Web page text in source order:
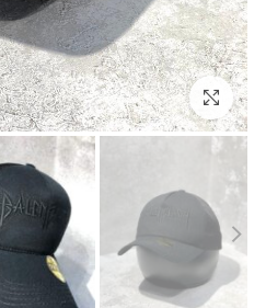
بزرگنمایی تصویر